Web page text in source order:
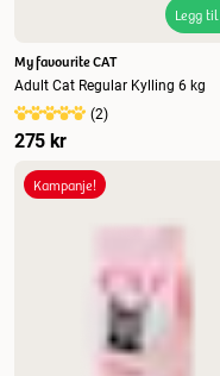
Legg til
My favourite CAT
Adult Cat Regular Kylling 6 kg
(2)
275 kr
Kampanje!